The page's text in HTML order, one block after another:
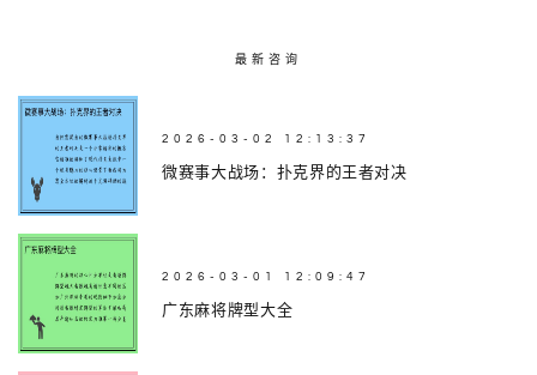
最新咨询
2026-03-02 12:13:37
微赛事大战场：扑克界的王者对决
2026-03-01 12:09:47
广东麻将牌型大全